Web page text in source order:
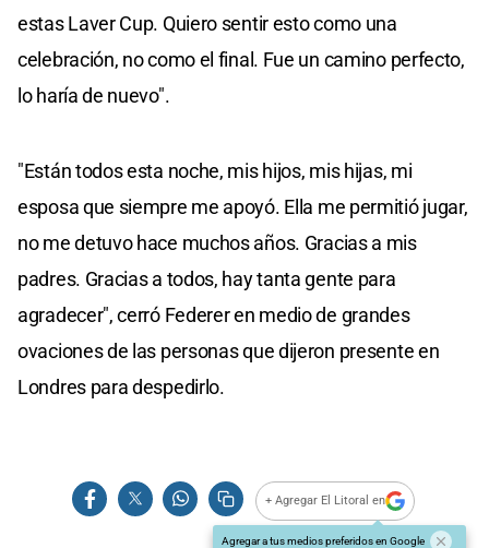
estas Laver Cup. Quiero sentir esto como una
celebración, no como el final. Fue un camino perfecto,
lo haría de nuevo".
"Están todos esta noche, mis hijos, mis hijas, mi
esposa que siempre me apoyó. Ella me permitió jugar,
no me detuvo hace muchos años. Gracias a mis
padres. Gracias a todos, hay tanta gente para
agradecer", cerró Federer en medio de grandes
ovaciones de las personas que dijeron presente en
Londres para despedirlo.
+ Agregar El Litoral en
Agregar a tus medios preferidos en Google